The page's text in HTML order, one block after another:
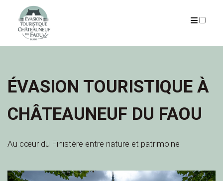
PRÉSENTATION
ÉVASION TOURISTIQUE À
CHÂTEAUNEUF DU FAOU
Au cœur du Finistère entre nature et patrimoine